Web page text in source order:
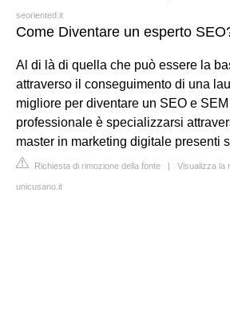
seoriented.it
Come Diventare un esperto
Al di là di quella che può essere la
attraverso il conseguimento di una
migliore per diventare un SEO e
professionale è specializzarsi
master in marketing digitale presenti
Richiesta di rimozione della fonte | Visualizza la
unicusano.it